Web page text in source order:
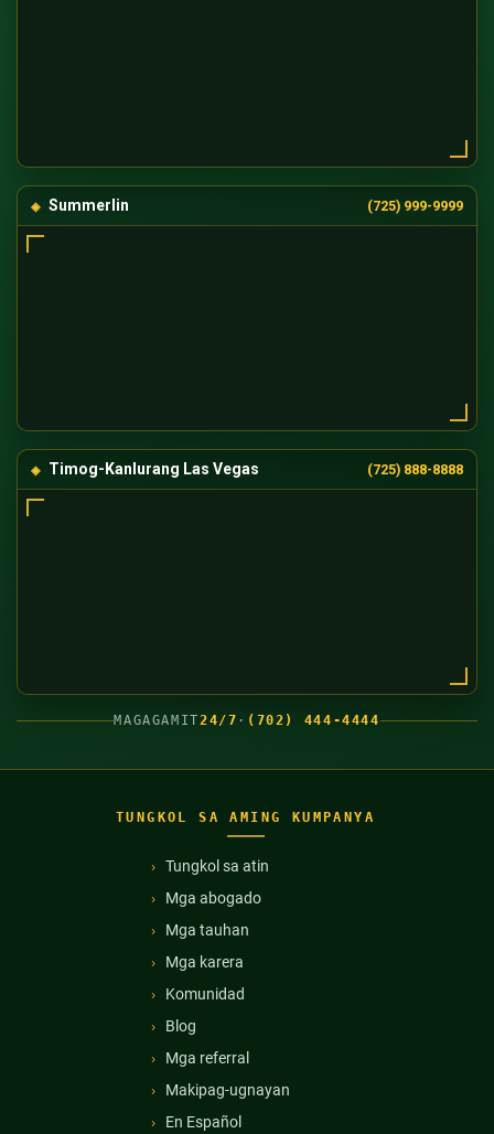
Summerlin (725) 999-9999
Timog-Kanlurang Las Vegas (725) 888-8888
MAGAGAMIT24/7 · (702) 444-4444
TUNGKOL SA AMING KUMPANYA
Tungkol sa atin
Mga abogado
Mga tauhan
Mga karera
Komunidad
Blog
Mga referral
Makipag-ugnayan
En Español